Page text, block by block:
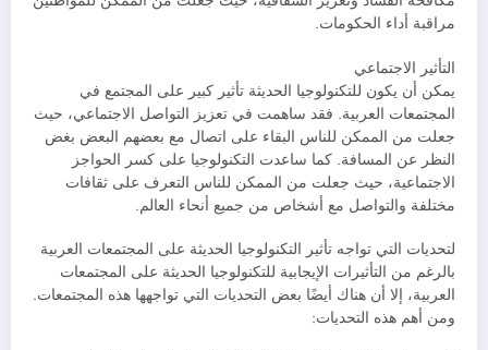
مراقبة أداء الحكومات.
التأثير الاجتماعي
يمكن أن يكون للتكنولوجيا الحديثة تأثير كبير على المجتمع في
المجتمعات العربية. فقد ساهمت في تعزيز التواصل الاجتماعي، حيث
جعلت من الممكن للناس البقاء على اتصال مع بعضهم البعض بغض
النظر عن المسافة. كما ساعدت التكنولوجيا على كسر الحواجز
الاجتماعية، حيث جعلت من الممكن للناس التعرف على ثقافات
مختلفة والتواصل مع أشخاص من جميع أنحاء العالم.
لتحديات التي تواجه تأثير التكنولوجيا الحديثة على المجتمعات العربية
بالرغم من التأثيرات الإيجابية للتكنولوجيا الحديثة على المجتمعات
العربية، إلا أن هناك أيضًا بعض التحديات التي تواجهها هذه المجتمعات.
ومن أهم هذه التحديات: